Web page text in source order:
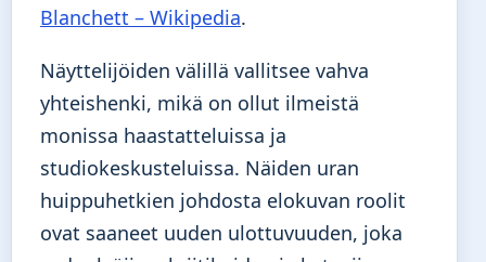
Blanchett – Wikipedia.
Näyttelijöiden välillä vallitsee vahva
yhteishenki, mikä on ollut ilmeistä
monissa haastatteluissa ja
studiokeskusteluissa. Näiden uran
huippuhetkien johdosta elokuvan roolit
ovat saaneet uuden ulottuvuuden, joka